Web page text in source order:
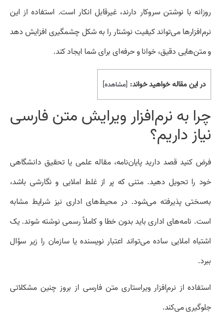
روزانه با نوشتن سروکار دارند، غیرقابل انکار است. استفاده از این
نرم‌افزارها می‌تواند کیفیت نوشتار را به شکل چشمگیری افزایش دهد
و متن‌هایی دقیق، خوانا و حرفه‌ای برای شما ایجاد کند.
در این مقاله خواهید خواند: [مشاهده]
چرا به نرم‌افزار ویرایش متن فارسی
نیاز داریم؟
فرض کنید قصد دارید پایان‌نامه، مقاله علمی یا تحقیق دانشگاهی
خود را تحویل دهید. متنی که پر از غلط املایی و نگارشی باشد،
به‌سختی پذیرفته می‌شود. در محیط‌های اداری نیز شرایط مشابه
است. نامه‌های اداری باید بدون خطا و کاملاً رسمی نوشته شوند. یک
اشتباه املایی ساده می‌تواند اعتبار نویسنده یا سازمان را زیر سؤال
ببرد.
استفاده از نرم‌افزار ویراستاری متن فارسی از بروز چنین مشکلاتی
جلوگیری می‌کند.